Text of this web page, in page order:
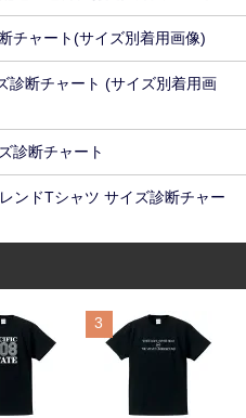
チャート(サイズ別着用画像)
診断チャート (サイズ別着用画
診断チャート
ンドTシャツ サイズ診断チャー
3